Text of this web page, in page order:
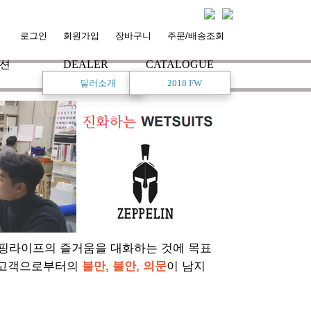
로그인 회원가입 장바구니 주문/배송조회
DEALER
딜러소개
CATALOGUE
2018 FW
라이프의 즐거움을 대화하는 것에 목표
객으로부터의 불만, 불안, 의문이 남지